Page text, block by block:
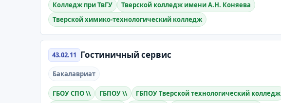
Колледж при ТвГУ
Тверской колледж имени А.Н. Коняева
Тверской химико-технологический колледж
43.02.11 Гостиничный сервис
Бакалавриат
ГБОУ СПО \\ ГБПОУ \\
ГБПОУ Тверской технологический колледж